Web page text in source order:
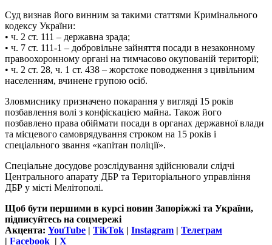
Суд визнав його винним за такими статтями Кримінального
кодексу України:
• ч. 2 ст. 111 – державна зрада;
• ч. 7 ст. 111-1 – добровільне зайняття посади в незаконному
правоохоронному органі на тимчасово окупованій території;
• ч. 2 ст. 28, ч. 1 ст. 438 – жорстоке поводження з цивільним
населенням, вчинене групою осіб.
Зловмиснику призначено покарання у вигляді 15 років
позбавлення волі з конфіскацією майна. Також його
позбавлено права обіймати посади в органах державної влади
та місцевого самоврядування строком на 15 років і
спеціального звання «капітан поліції».
Спеціальне досудове розслідування здійснювали слідчі
Центрального апарату ДБР та Територіального управління
ДБР у місті Мелітополі.
Щоб бути першими в курсі новин Запоріжжі та України,
підписуйтесь на соцмережі
Акцента: YouTube | TikTok | Instagram | Телеграм
| Facebook | Х